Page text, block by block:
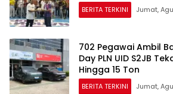
BERITA TERKINI Jumat,
702 Pegawai Ambil
Day PLN UID S2JB
Hingga 15 Ton
BERITA TERKINI Jumat,